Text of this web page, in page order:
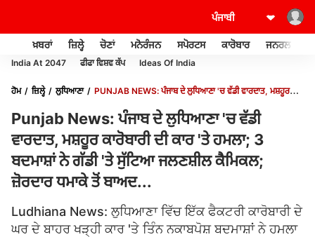
ਖ਼ਬਰਾਂ ਜ਼ਿਲ੍ਹੇ ਚੋਣਾਂ ਮਨੋਰੰਜਨ ਸਪੋਰਟਸ ਕਾਰੋਬਾਰ ਜਨਰਲ ਨੌਲਜ
India At 2047 ਫੀਫਾ ਵਿਸ਼ਵ ਕੱਪ Ideas Of India
ਹੋਮ ਜ਼ਿਲ੍ਹੇ ਲੁਧਿਆਣਾ
PUNJAB NEWS: ਪੰਜਾਬ ਦੇ ਲੁਧਿਆਣਾ 'ਚ ਵੱਡੀ ਵਾਰਦਾਤ, ਮਸ਼ਹੂਰ
ਬਾਅਦ...
Punjab News: ਪੰਜਾਬ ਦੇ ਲੁਧਿਆਣਾ 'ਚ ਵੱਡੀ
ਵਾਰਦਾਤ, ਮਸ਼ਹੂਰ ਕਾਰੋਬਾਰੀ ਦੀ ਕਾਰ 'ਤੇ ਹਮਲਾ; 3
ਬਦਮਾਸ਼ਾਂ ਨੇ ਗੱਡੀ 'ਤੇ ਸੁੱਟਿਆ ਜਲਣਸ਼ੀਲ ਕੈਮਿਕਲ;
ਜ਼ੋਰਦਾਰ ਧਮਾਕੇ ਤੋਂ ਬਾਅਦ...
Ludhiana News: ਲੁਧਿਆਣਾ ਵਿੱਚ ਇੱਕ ਫੈਕਟਰੀ ਕਾਰੋਬਾਰੀ ਦੇ
ਘਰ ਦੇ ਬਾਹਰ ਖੜ੍ਹੀ ਕਾਰ 'ਤੇ ਤਿੰਨ ਨਕਾਬਪੋਸ਼ ਬਦਮਾਸ਼ਾਂ ਨੇ ਹਮਲਾ